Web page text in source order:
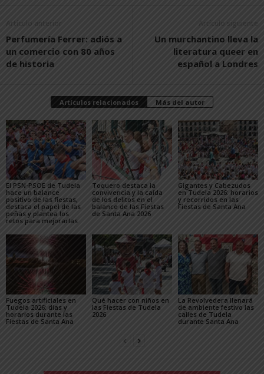
Artículo anterior
Perfumería Ferrer: adiós a
un comercio con 80 años
de historia
Artículo siguiente
Un murchantino lleva la
literatura queer en
español a Londres
Artículos relacionados Más del autor
El PSN-PSOE de Tudela
hace un balance
positivo de las fiestas,
destaca el papel de las
peñas y plantea los
retos para mejorarlas
Toquero destaca la
convivencia y la caída
de los delitos en el
balance de las Fiestas
de Santa Ana 2026
Gigantes y Cabezudos
en Tudela 2026: horarios
y recorridos en las
Fiestas de Santa Ana
Fuegos artificiales en
Tudela 2026: días y
horarios durante las
Fiestas de Santa Ana
Qué hacer con niños en
las Fiestas de Tudela
2026
La Revolvedera llenará
de ambiente festivo las
calles de Tudela
durante Santa Ana